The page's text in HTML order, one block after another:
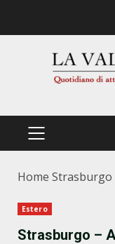
PRIMÄRES
Home
Estero
Strasburgo –